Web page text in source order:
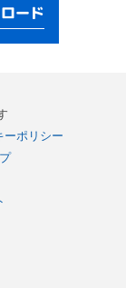
ーポリシー